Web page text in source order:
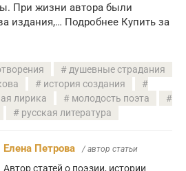
При жизни автора были
издания,… Подробнее Купить за
душевные страдания
история создания
лирика
молодость поэта
русская литература
Елена Петрова / автор статьи
Автор статей о поэзии, истории